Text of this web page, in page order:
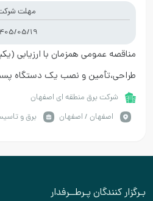
مهلت
05/19
مناقصه عمومی همزمان با ارزیابی
LPGIS بصورت EPC در پست 63/20 کیلوولت بهارستان 3شرکت برق منطقه ای اصفهان
اصفهان / اصفهان
برق و
بـرگزار کنندگان پـرطــرفدار